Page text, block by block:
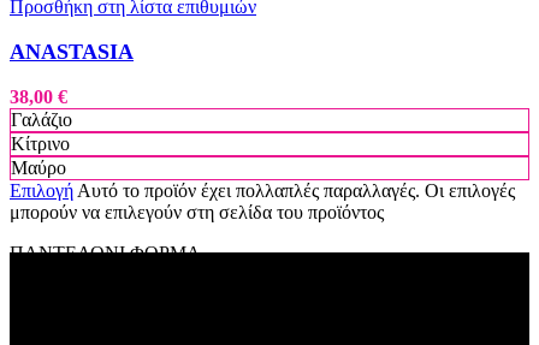
Προσθήκη στη λίστα επιθυμιών
ANASTASIA
38,00 €
Γαλάζιο
Κίτρινο
Μαύρο
Επιλογή Αυτό το προϊόν έχει πολλαπλές παραλλαγές. Οι επιλογές
μπορούν να επιλεγούν στη σελίδα του προϊόντος
ΠΑΝΤΕΛΟΝΙ ΦΟΡΜΑ